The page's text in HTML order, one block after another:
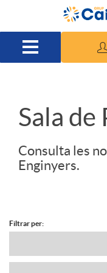
Salta al contingut
S
d
Sala de
Consulta les
Enginyers.
N
Filtrar per: